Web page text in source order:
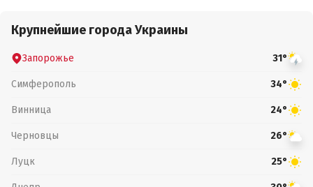
Крупнейшие города Украины
Запорожье 31°
Симферополь 34°
Винница 24°
Черновцы 26°
Луцк 25°